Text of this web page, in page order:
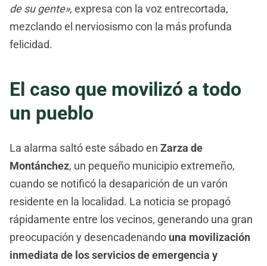
de su gente», expresa con la voz entrecortada,
mezclando el nerviosismo con la más profunda
felicidad.
El caso que movilizó a todo
un pueblo
La alarma saltó este sábado en Zarza de
Montánchez, un pequeño municipio extremeño,
cuando se notificó la desaparición de un varón
residente en la localidad. La noticia se propagó
rápidamente entre los vecinos, generando una gran
preocupación y desencadenando una movilización
inmediata de los servicios de emergencia y